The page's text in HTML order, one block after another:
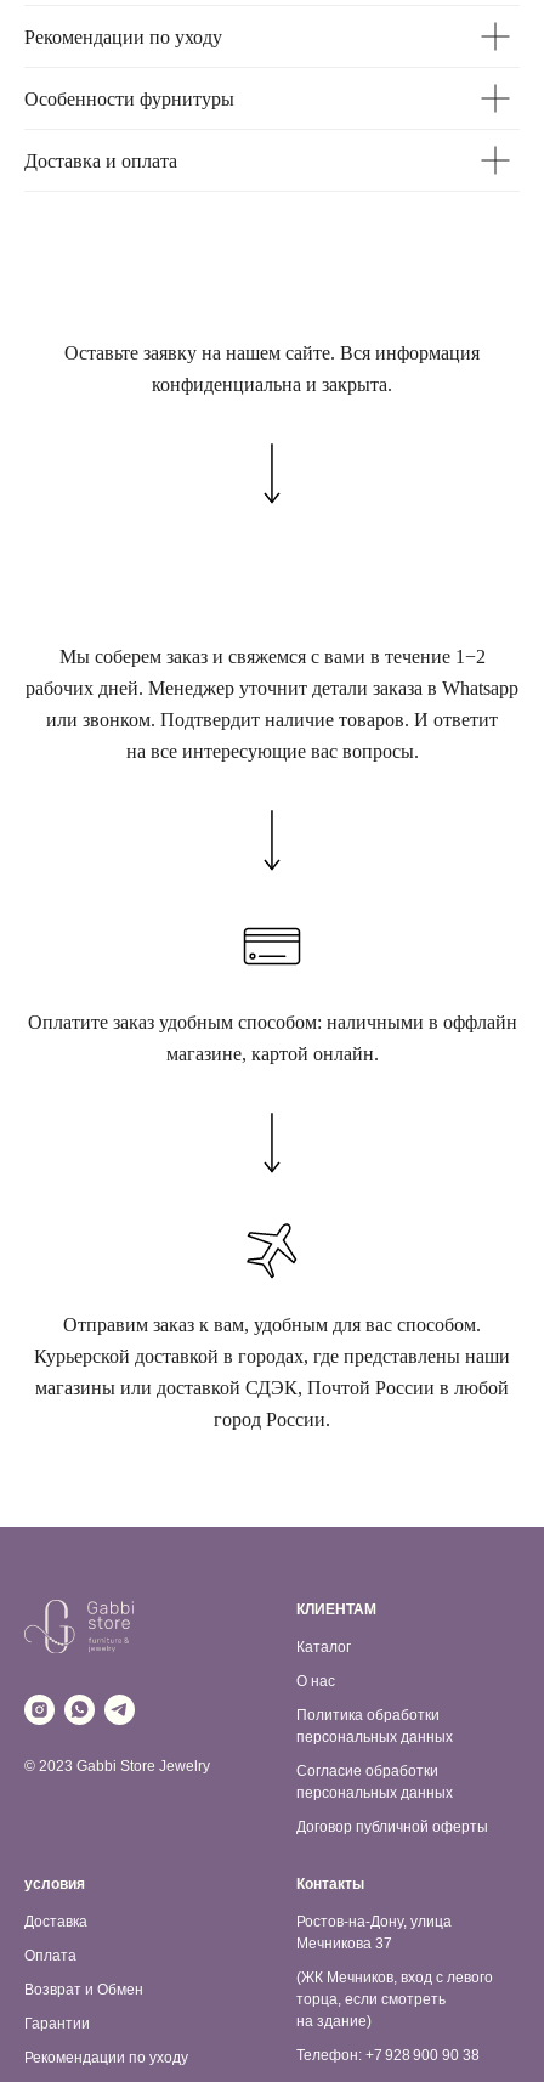
Рекомендации по уходу
Особенности фурнитуры
Доставка и оплата
Оставьте заявку на нашем сайте. Вся информация
конфиденциальна и закрыта.
Мы соберем заказ и свяжемся с вами в течение 1−2
рабочих дней. Менеджер уточнит детали заказа в Whatsapp
или звонком. Подтвердит наличие товаров. И ответит
на все интересующие вас вопросы.
Оплатите заказ удобным способом: наличными в оффлайн
магазине, картой онлайн.
Отправим заказ к вам, удобным для вас способом.
Курьерской доставкой в городах, где представлены наши
магазины или доставкой СДЭК, Почтой России в любой
город России.
© 2023 Gabbi Store Jewelry
КЛИЕНТАМ
Каталог
О нас
Политика обработки
персональных данных
Согласие обработки
персональных данных
Договор публичной оферты
условия
Доставка
Оплата
Возврат и Обмен
Гарантии
Рекомендации по уходу
Контакты
Ростов-на-Дону, улица
Мечникова 37
(ЖК Мечников, вход с левого
торца, если смотреть
на здание)
Телефон: +7 928 900 90 38